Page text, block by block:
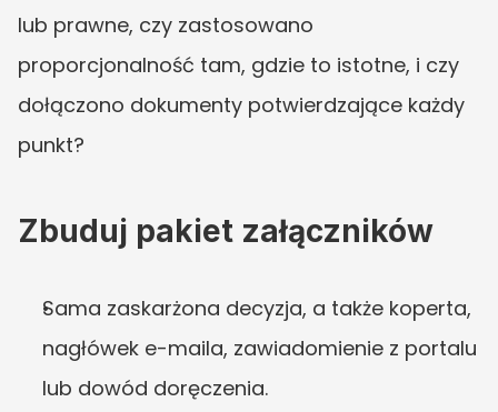
lub prawne, czy zastosowano
proporcjonalność tam, gdzie to istotne, i czy
dołączono dokumenty potwierdzające każdy
punkt?
Zbuduj pakiet załączników
Sama zaskarżona decyzja, a także koperta,
nagłówek e-maila, zawiadomienie z portalu
lub dowód doręczenia.